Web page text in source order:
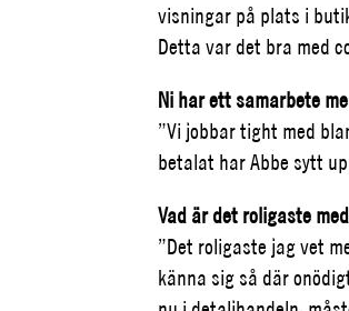
visningar på plats i
Detta var det bra med
Ni har ett samarbete
”Vi jobbar tight med
betalat har Abbe sytt
Vad är det roligaste
”Det roligaste jag vet
känna sig så där